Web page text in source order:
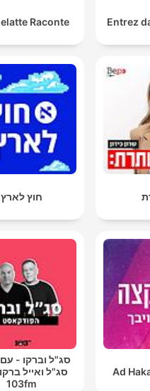
Entrez
Raconte
חוץ לארץ
סג"ל וברקו -
סג"ל ואייל
103fm